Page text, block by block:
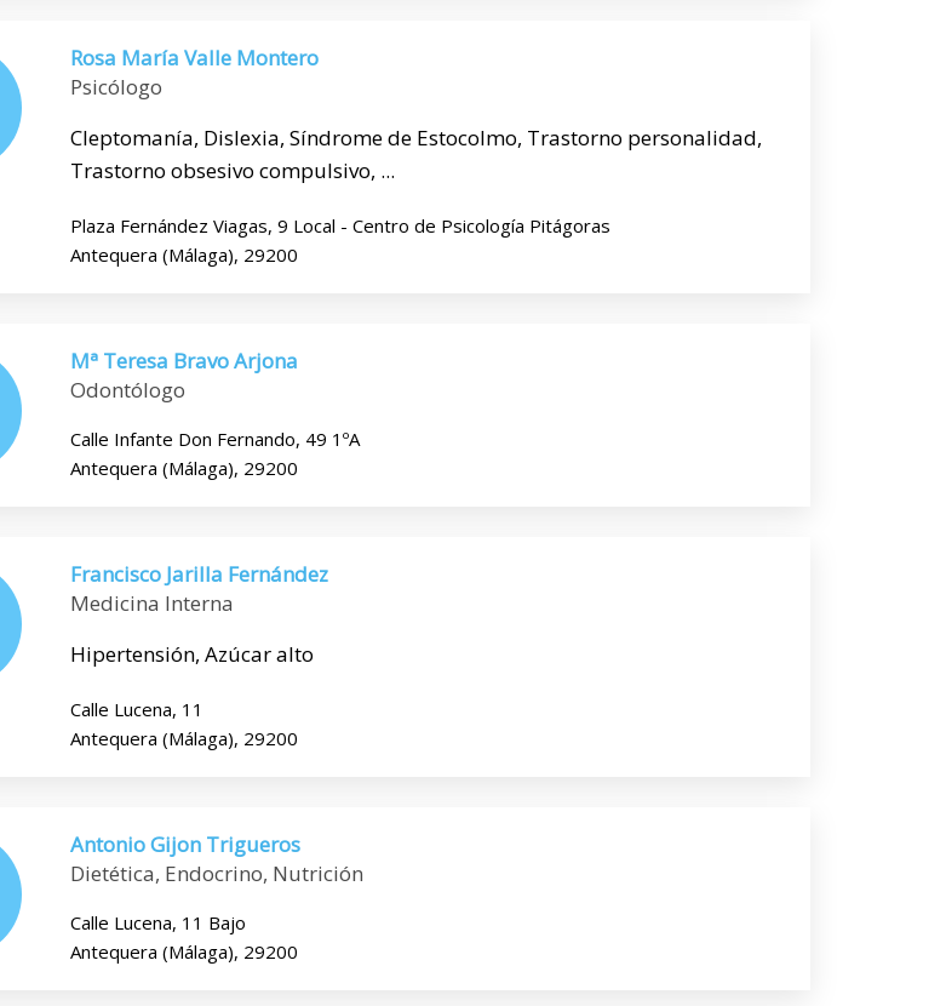
Rosa María Valle Montero
Psicólogo
Cleptomanía, Dislexia, Síndrome de Estocolmo, Trastorno personalidad,
Trastorno obsesivo compulsivo, ...
Plaza Fernández Viagas, 9 Local - Centro de Psicología Pitágoras
Antequera (Málaga), 29200
Mª Teresa Bravo Arjona
Odontólogo
Calle Infante Don Fernando, 49 1ºA
Antequera (Málaga), 29200
Francisco Jarilla Fernández
Medicina Interna
Hipertensión, Azúcar alto
Calle Lucena, 11
Antequera (Málaga), 29200
Antonio Gijon Trigueros
Dietética, Endocrino, Nutrición
Calle Lucena, 11 Bajo
Antequera (Málaga), 29200